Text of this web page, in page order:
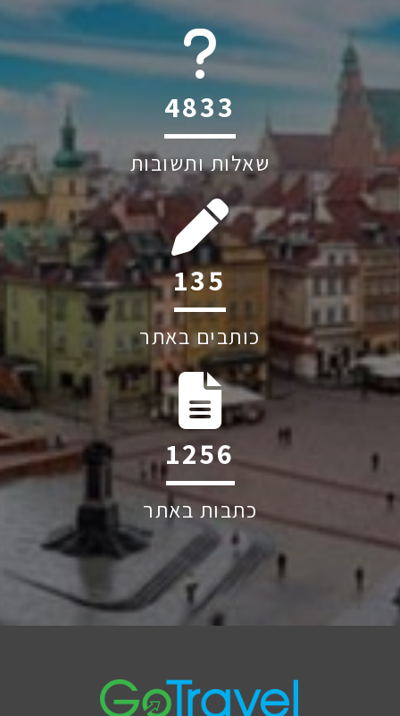
6045
שאלות ותשובות
193
כותבים באתר
1798
כתבות באתר